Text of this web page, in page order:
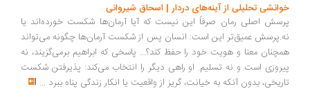
تحلیلی از آینه‌های دردار | اسحاق شیروانی
اصلی رمان صرفاً این نیست که آیا آرمان‌ها شکست خورده‌اند یا
عمیق‌تر این است: انسان پس از شکست آرمان‌ها چگونه می‌تواند
معنا و هویت خود را حفظ کند؟... پاسخی که ابراهیم برمی‌گزیند، نه
است و نه تسلیم. او راهی دیگر را انتخاب می‌کند: پذیرفتن شکست
بدون آنکه به خیانت، گریز از واقعیت یا انکار زندگی پناه ببرد...